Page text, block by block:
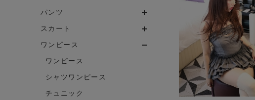
パンツ
スカート
ワンピース
ワンピース
シャツワンピース
チュニック